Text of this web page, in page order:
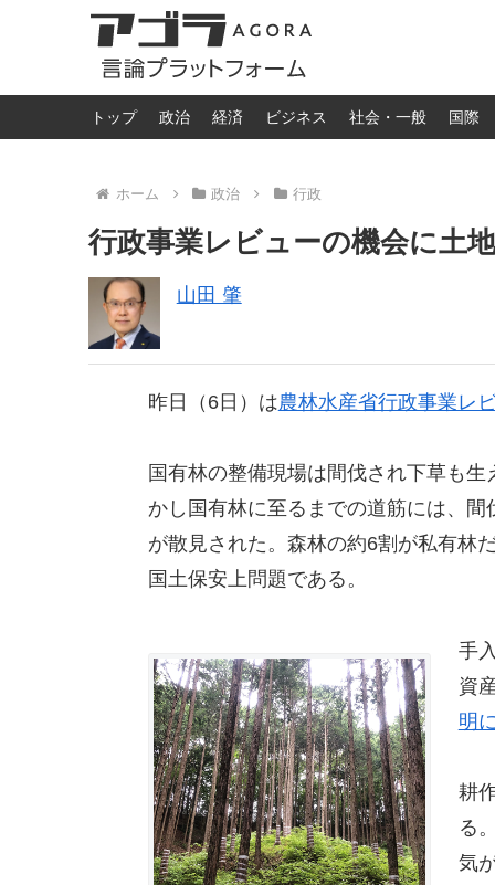
トップ 政治 経済 ビジネス 社会・一般 国際
ホーム 政治 行政
行政事業レビューの機会に土
山田 肇
昨日（6日）は農林水産省行政事業レ
国有林の整備現場は間伐され下草も
かし国有林に至るまでの道筋には、
が散見された。森林の約6割が私有林
国土保安上問題である。
手
資
明
耕
る
気